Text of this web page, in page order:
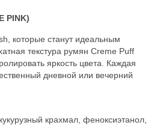
PINK)
которые станут идеальным
текстура румян Creme Puff
яркость цвета. Каждая
дневной или вечерний
крахмал, феноксиэтанол,